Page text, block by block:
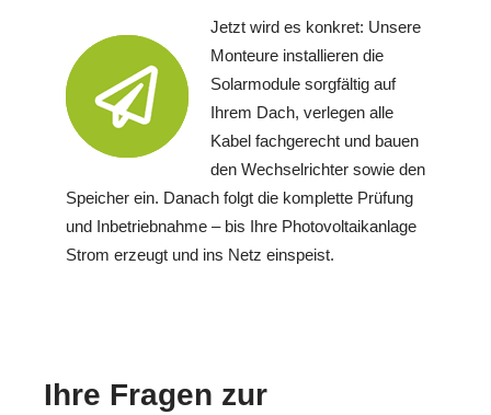
Jetzt wird es konkret: Unsere
Monteure installieren die
Solarmodule sorgfältig auf
Ihrem Dach, verlegen alle
Kabel fachgerecht und bauen
den Wechselrichter sowie den
Speicher ein. Danach folgt die komplette Prüfung
und Inbetriebnahme – bis Ihre Photovoltaikanlage
Strom erzeugt und ins Netz einspeist.
Ihre Fragen zur